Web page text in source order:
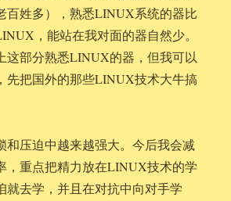
百姓多），熟悉LINUX系统的器比
，能站在我对面的器自然少。
这部分熟悉LINUX的器，但我可以
先把国外的那些LINUX技术大牛搞
和压迫中越来越强大。今后我会减
，重点把精力放在LINUX技术的学
就去学，并且在对抗中向对手学